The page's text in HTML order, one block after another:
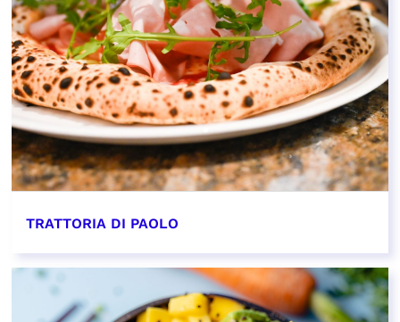
TRATTORIA DI PAOLO
EN SAVOIR PLUS